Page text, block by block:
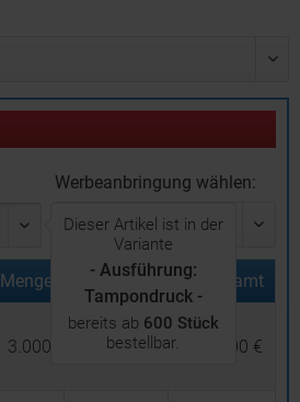
Dieser Artikel ist in der
Variante
- Ausführung:
Tampondruck -
bereits ab 600 Stück
bestellbar.
Werbeanbringung wählen:
Menge Stückpreis Gesamt
3.000 1,208 € 3.624,00 €